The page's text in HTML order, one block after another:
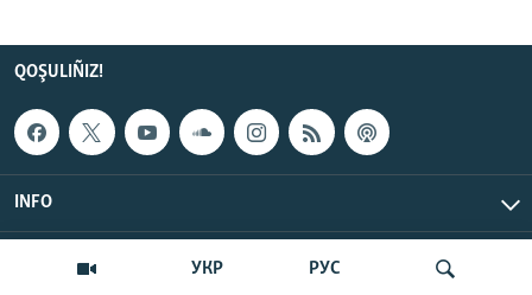
УКР РУС
QOŞULIÑIZ!
INFO
© Qırım.Aqiqat, 2026 | All Rights Reserved.